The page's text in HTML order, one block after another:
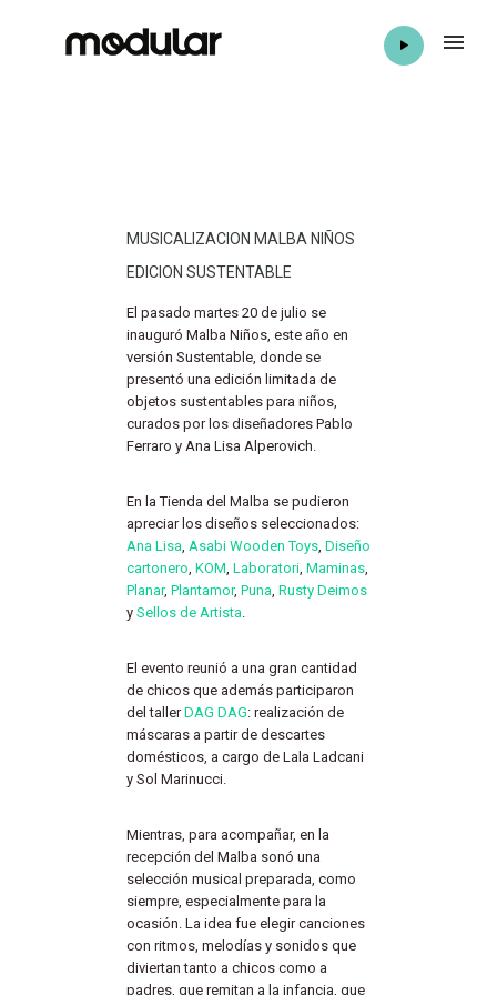
MUSICALIZACION MALBA NIÑOS
EDICION SUSTENTABLE
El pasado martes 20 de julio se
inauguró Malba Niños, este año en
versión Sustentable, donde se
presentó una edición limitada de
objetos sustentables para niños,
curados por los diseñadores Pablo
Ferraro y Ana Lisa Alperovich.
En la Tienda del Malba se pudieron
apreciar los diseños seleccionados:
Ana Lisa, Asabi Wooden Toys, Diseño
cartonero, KOM, Laboratori, Maminas,
Planar, Plantamor, Puna, Rusty Deimos
y Sellos de Artista.
El evento reunió a una gran cantidad
de chicos que además participaron
del tallerDAG DAG: realización de
máscaras a partir de descartes
domésticos, a cargo de Lala Ladcani
y Sol Marinucci.
Mientras, para acompañar, en la
recepción del Malba sonó una
selección musical preparada, como
siempre, especialmente para la
ocasión. La idea fue elegir canciones
con ritmos, melodías y sonidos que
diviertan tanto a chicos como a
padres, que remitan a la infancia, que